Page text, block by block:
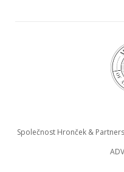
Společnost Hronček &